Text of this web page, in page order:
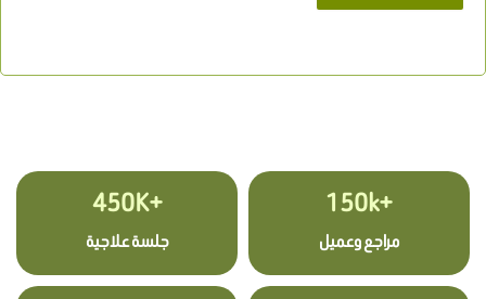
+150k
مراجع وعميل
+450K
جلسة علاجية